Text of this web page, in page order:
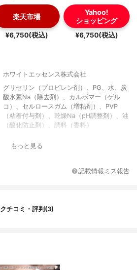
楽天市場
¥6,750(税込)
Yahoo!
ショッピング
¥6,750(税込)
ホワイトエッセンス株式会社
グリセリン（プロピレン剤）、PG、水、炭
酸水素Na（除去剤）、カルボマー（ゲル
コ）、セルロースガム（増粘剤）、PVP
（粘着付与剤）、乾燥Na（pH調整剤）、油
（酸化防止剤）、調料（香料）
もっと見る
記載情報ミス報告
クチコミ・評判(3)